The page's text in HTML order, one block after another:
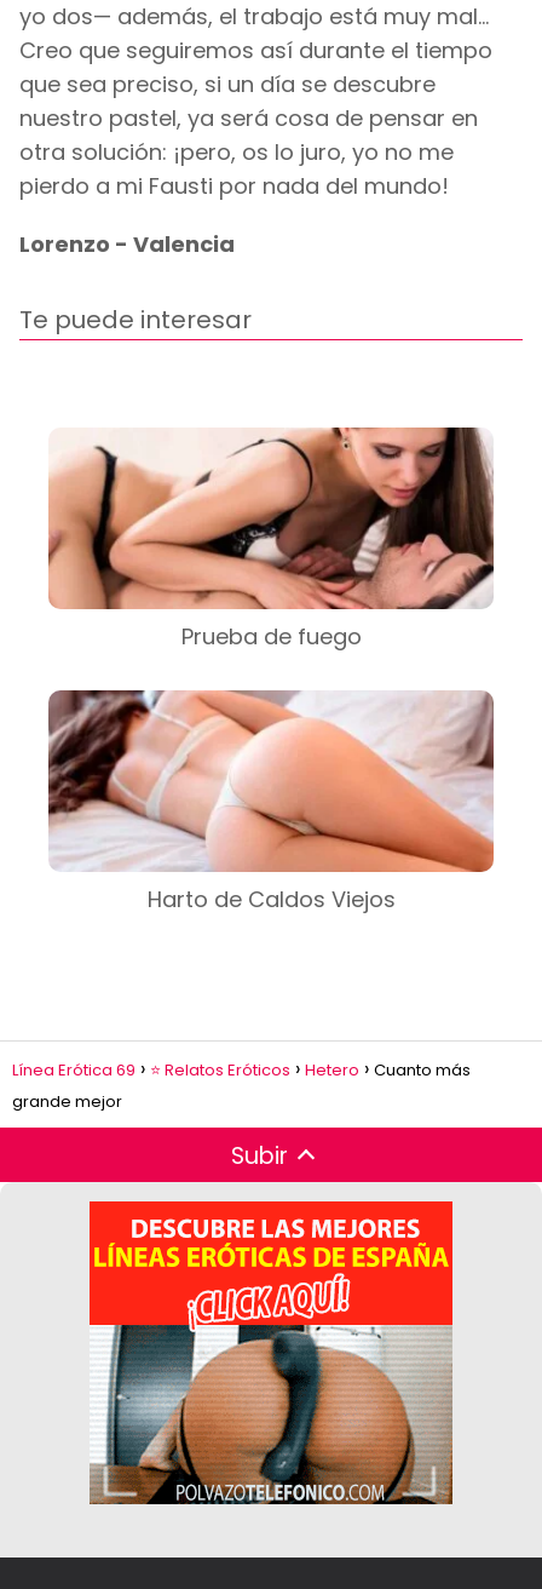
yo dos— además, el trabajo está muy mal...
Creo que seguiremos así durante el tiempo
que sea preciso, si un día se descubre
nuestro pastel, ya será cosa de pensar en
otra solución: ¡pero, os lo juro, yo no me
pierdo a mi Fausti por nada del mundo!
Lorenzo - Valencia
Te puede interesar
Prueba de fuego
Harto de Caldos Viejos
Línea Erótica 69 ⭐ Relatos Eróticos Hetero
Cuanto más
grande mejor
Subir